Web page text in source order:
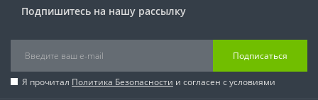
Подпишитесь на нашу рассылку
Подписаться
Я прочитал Политика Безопасности и согласен с условиями